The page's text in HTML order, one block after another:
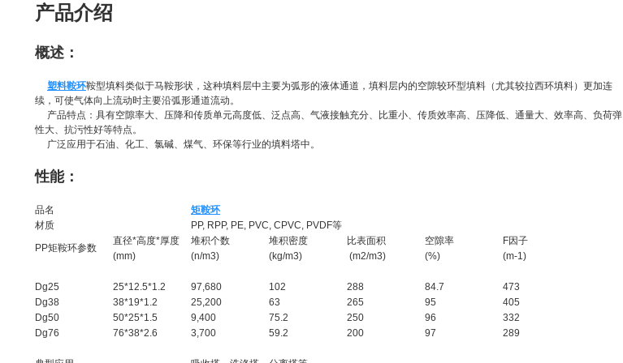
产品介绍
概述：
塑料鞍环鞍型填料类似于马鞍形状，这种填料层中主要为弧形的液体通道，填料层内的空隙较环型填料（尤其较拉西环填料）更加连
续，可使气体向上流动时主要沿弧形通道流动。
产品特点：具有空隙率大、压降和传质单元高度低、泛点高、气液接触充分、比重小、传质效率高、压降低、通量大、效率高、负荷弹
性大、抗污性好等特点。
广泛应用于石油、化工、氯碱、煤气、环保等行业的填料塔中。
性能：
品名
矩鞍环
材质
PP, RPP, PE, PVC, CPVC, PVDF等
PP矩鞍环参数
直径*高度*厚度 堆积个数 堆积密度 比表面积 空隙率
F因子
(mm)
(n/m3) (kg/m3) (m2/m3) (%) (m-1)
Dg25 25*12.5*1.2 97,680 102 288 84.7
473
Dg38
38*19*1.2 25,200 63 265 95
405
Dg50
50*25*1.5 9,400 75.2 250 96
332
Dg76
76*38*2.6 3,700 59.2 200 97 289